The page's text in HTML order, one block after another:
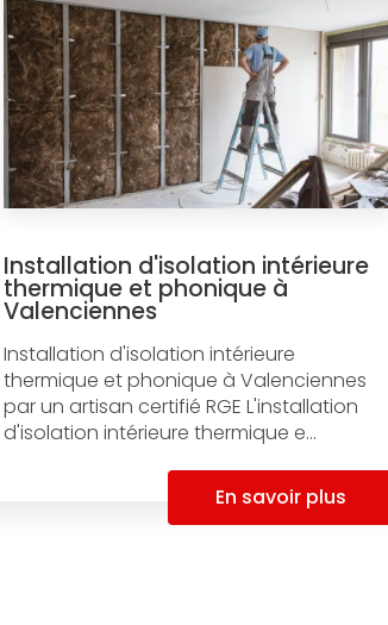
Installation d'isolation intérieure
thermique et phonique à
Valenciennes
Installation d'isolation intérieure
thermique et phonique à Valenciennes
par un artisan certifié RGE L'installation
d'isolation intérieure thermique e...
En savoir plus